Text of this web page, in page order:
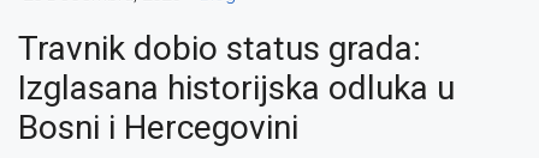
Travnik dobio status grada:
Izglasana historijska odluka u
Bosni i Hercegovini